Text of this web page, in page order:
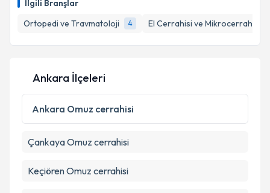
İlgili Branşlar
Ortopedi ve Travmatoloji
4 El Cerrahisi ve Mikrocerrahi
takvim hazırlandığında e-posta ile bilgilendireceğiz.
Kişisel verilerimin işlenmesine ilişkinAydınlatma
Metni
'ni okudum ve kişisel verilerimin belirtilen
kapsamda işlenmesini kabul ediyorum.
Ankara İlçeleri
Ankara Omuz cerrahisi
ÇankayaOmuz cerrahisi
KeçiörenOmuz cerrahisi